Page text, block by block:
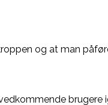
og at man
brugere